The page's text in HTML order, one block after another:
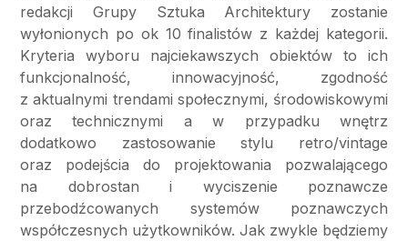
redakcji Grupy Sztuka Architektury zostanie
wyłonionych po ok 10 finalistów z każdej kategorii.
Kryteria wyboru najciekawszych obiektów to ich
funkcjonalność, innowacyjność, zgodność
z aktualnymi trendami społecznymi, środowiskowymi
oraz technicznymi a w przypadku wnętrz
dodatkowo zastosowanie stylu retro/vintage
oraz podejścia do projektowania pozwalającego
na dobrostan i wyciszenie poznawcze
przebodźcowanych systemów poznawczych
współczesnych użytkowników. Jak zwykle będziemy